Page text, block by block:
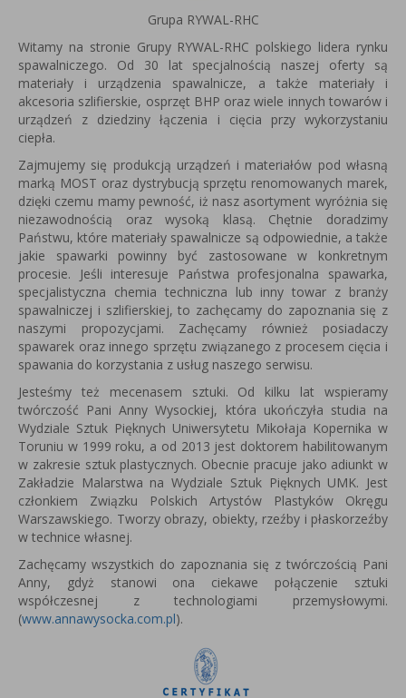
Grupa RYWAL-RHC
Witamy na stronie Grupy RYWAL-RHC polskiego lidera rynku
spawalniczego. Od 30 lat specjalnością naszej oferty są
materiały i urządzenia spawalnicze, a także materiały i
akcesoria szlifierskie, osprzęt BHP oraz wiele innych towarów i
urządzeń z dziedziny łączenia i cięcia przy wykorzystaniu
ciepła.
Zajmujemy się produkcją urządzeń i materiałów pod własną
marką MOST oraz dystrybucją sprzętu renomowanych marek,
dzięki czemu mamy pewność, iż nasz asortyment wyróżnia się
niezawodnością oraz wysoką klasą. Chętnie doradzimy
Państwu, które materiały spawalnicze są odpowiednie, a także
jakie spawarki powinny być zastosowane w konkretnym
procesie. Jeśli interesuje Państwa profesjonalna spawarka,
specjalistyczna chemia techniczna lub inny towar z branży
spawalniczej i szlifierskiej, to zachęcamy do zapoznania się z
naszymi propozycjami. Zachęcamy również posiadaczy
spawarek oraz innego sprzętu związanego z procesem cięcia i
spawania do korzystania z usług naszego serwisu.
Jesteśmy też mecenasem sztuki. Od kilku lat wspieramy
twórczość Pani Anny Wysockiej, która ukończyła studia na
Wydziale Sztuk Pięknych Uniwersytetu Mikołaja Kopernika w
Toruniu w 1999 roku, a od 2013 jest doktorem habilitowanym
w zakresie sztuk plastycznych. Obecnie pracuje jako adiunkt w
Zakładzie Malarstwa na Wydziale Sztuk Pięknych UMK. Jest
członkiem Związku Polskich Artystów Plastyków Okręgu
Warszawskiego. Tworzy obrazy, obiekty, rzeźby i płaskorzeźby
w technice własnej.
Zachęcamy wszystkich do zapoznania się z twórczością Pani
Anny, gdyż stanowi ona ciekawe połączenie sztuki
współczesnej z technologiami przemysłowymi.
(www.annawysocka.com.pl).